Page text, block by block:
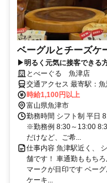
ベーグルとチーズケ
▶明るく元気に接客できる方募集！ ▶平日勤務できる方
だけ勤務OK◎ ▶8:30（もしくは８:45)～18:30の間で2時間以上～可
能！
とべーぐる 魚津店
交通アクセス 最寄駅：魚津駅 とべーぐる魚津店 魚
413（アップルヒル内） 駅からのアクセス あいの風とやま鉄道・魚
津駅／徒歩約4分（約850ｍ） バス停からのアクセス 魚津市
ップルヒル前
時給1,100円以上
富山県魚津市
勤務時間 シフト制 平日
※勤務例 8:30～13:00
だけなど、ご希...
仕事内容 魚津駅近く、
舗です！ 車通勤ももち
マークが目印です ベー
ケーキ...